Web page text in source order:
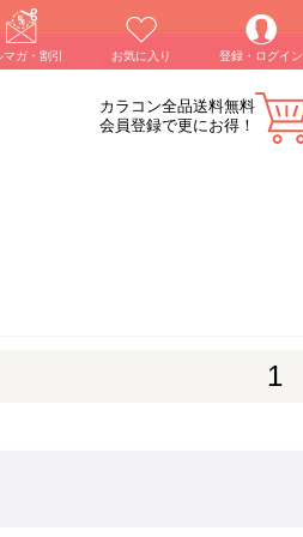
マガ・割引 お気に入り 登録・ログイン
カラコン全品送料無料
会員登録で更にお得！
1